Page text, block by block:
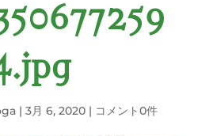
| 3月 6, 2020| コメント0件